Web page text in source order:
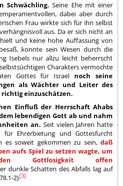
Schwächling. Seine Ehe mit einer
dabei aber durch
Frau wirkte sich für ihn selbst
aus. Da er sich nicht an
und keine hohe Auffassung von
konnte sein Wesen durch die
Isebels nur allzu leicht beherrscht
Charakters vermochte
Gottes für Israel noch seine
als Wächter und Leiter des
einzuschätzen.
Einfluß der Herrschaft Ahabs
lebendigen Gott ab und nahm
an. Seit vielen Jahren hatte
für Ehrerbietung und Gottesfurcht
es soweit gekommen zu sein, daß
aufs Spiel zu setzen wagte, um
Gottlosigkeit offen
dunkle Schatten des Abfalls lag auf
2}[3]